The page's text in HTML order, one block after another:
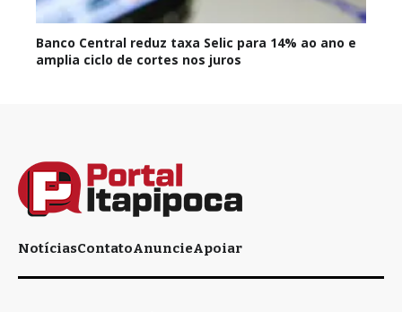
Banco Central reduz taxa Selic para 14% ao ano e
amplia ciclo de cortes nos juros
NotíciasContatoAnuncieApoiar